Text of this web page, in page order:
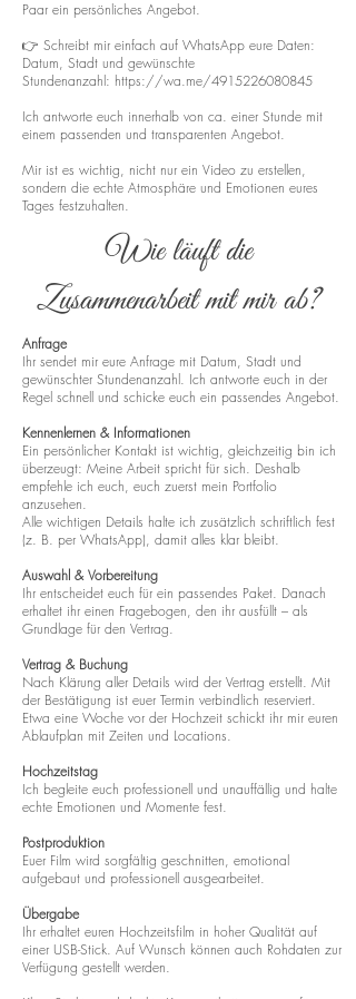
Paar ein persönliches Angebot.
👉 Schreibt mir einfach auf WhatsApp eure Daten:
Datum, Stadt und gewünschte
Stundenanzahl: https://wa.me/4915226080845
Ich antworte euch innerhalb von ca. einer Stunde mit
einem passenden und transparenten Angebot.
Mir ist es wichtig, nicht nur ein Video zu erstellen,
sondern die echte Atmosphäre und Emotionen eures
Tages festzuhalten.
Wie läuft die
Zusammenarbeit mit mir ab?
Anfrage
Ihr sendet mir eure Anfrage mit Datum, Stadt und
gewünschter Stundenanzahl. Ich antworte euch in der
Regel schnell und schicke euch ein passendes Angebot.
Kennenlernen & Informationen
Ein persönlicher Kontakt ist wichtig, gleichzeitig bin ich
überzeugt: Meine Arbeit spricht für sich. Deshalb
empfehle ich euch, euch zuerst mein Portfolio
anzusehen.
Alle wichtigen Details halte ich zusätzlich schriftlich fest
(z. B. per WhatsApp), damit alles klar bleibt.
Auswahl & Vorbereitung
Ihr entscheidet euch für ein passendes Paket. Danach
erhaltet ihr einen Fragebogen, den ihr ausfüllt – als
Grundlage für den Vertrag.
Vertrag & Buchung
Nach Klärung aller Details wird der Vertrag erstellt. Mit
der Bestätigung ist euer Termin verbindlich reserviert.
Etwa eine Woche vor der Hochzeit schickt ihr mir euren
Ablaufplan mit Zeiten und Locations.
Hochzeitstag
Ich begleite euch professionell und unauffällig und halte
echte Emotionen und Momente fest.
Postproduktion
Euer Film wird sorgfältig geschnitten, emotional
aufgebaut und professionell ausgearbeitet.
Übergabe
Ihr erhaltet euren Hochzeitsfilm in hoher Qualität auf
einer USB-Stick. Auf Wunsch können auch Rohdaten zur
Verfügung gestellt werden.